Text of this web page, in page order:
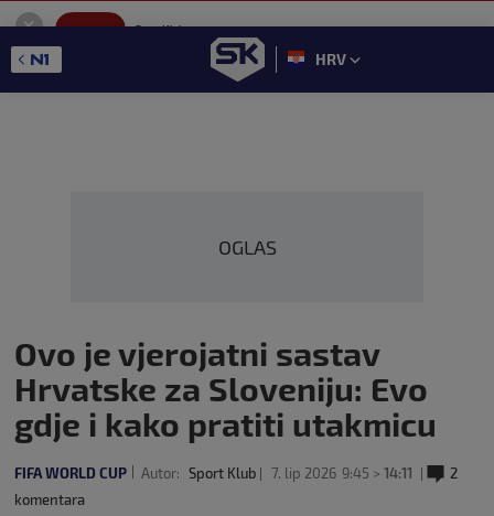
SportKlub
GET - On the Google Play
HRV
OGLAS
Ovo je vjerojatni sastav
Hrvatske za Sloveniju: Evo
gdje i kako pratiti utakmicu
FIFA WORLD CUP Autor: Sport Klub 7. lip 2026 9:45 > 14:11
2
komentara